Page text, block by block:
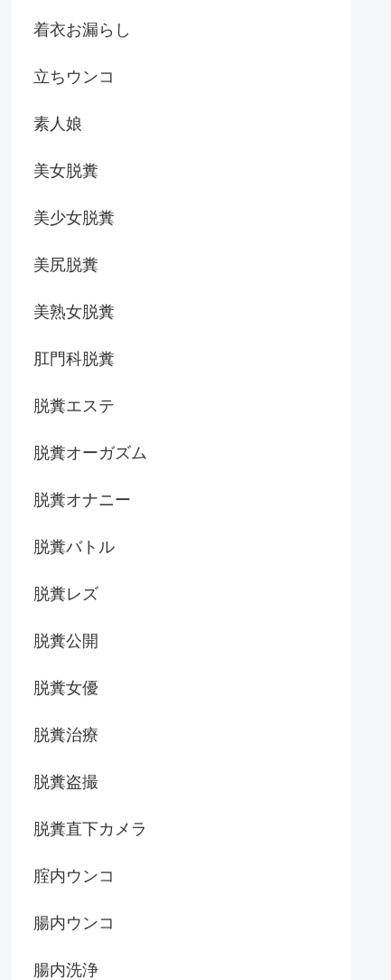
着衣お漏らし
立ちウンコ
素人娘
美女脱糞
美少女脱糞
美尻脱糞
美熟女脱糞
肛門科脱糞
脱糞エステ
脱糞オーガズム
脱糞オナニー
脱糞バトル
脱糞レズ
脱糞公開
脱糞女優
脱糞治療
脱糞盗撮
脱糞直下カメラ
腟内ウンコ
腸内ウンコ
腸内洗浄